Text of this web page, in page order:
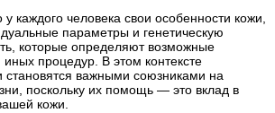
каждого человека свои особенности кожи,
параметры и генетическую
которые определяют возможные
иных процедур. В этом контексте
становятся важными союзниками на
поскольку их помощь — это вклад в
кожи.